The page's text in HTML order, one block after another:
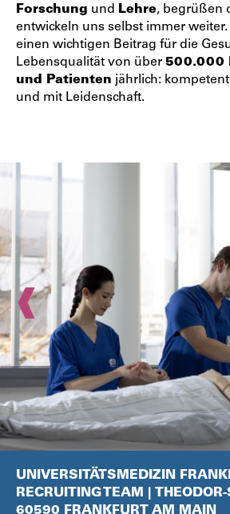
Forschung und Lehre, begrüßen
entwickeln uns selbst immer
einen wichtigen Beitrag für die
Lebensqualität von über 500.000
und Patienten jährlich:
und mit Leidenschaft.
‹
UNIVERSITÄTSMEDIZIN
RECRUITING TEAM | THEODOR-
60590 FRANKFURT AM MAIN